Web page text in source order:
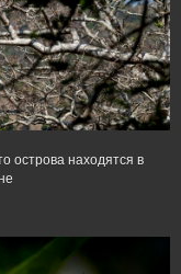
острова находятся в